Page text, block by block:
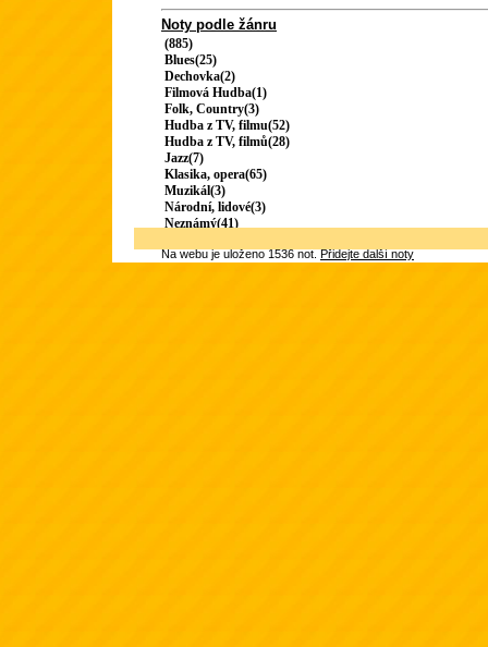
Noty podle žánru
(885)
Blues(25)
Dechovka(2)
Filmová Hudba(1)
Folk, Country(3)
Hudba z TV, filmu(52)
Hudba z TV, filmů(28)
Jazz(7)
Klasika, opera(65)
Muzikál(3)
Národní, lidové(3)
Neznámý(41)
Na webu je uloženo 1536 not.Přidejte další noty